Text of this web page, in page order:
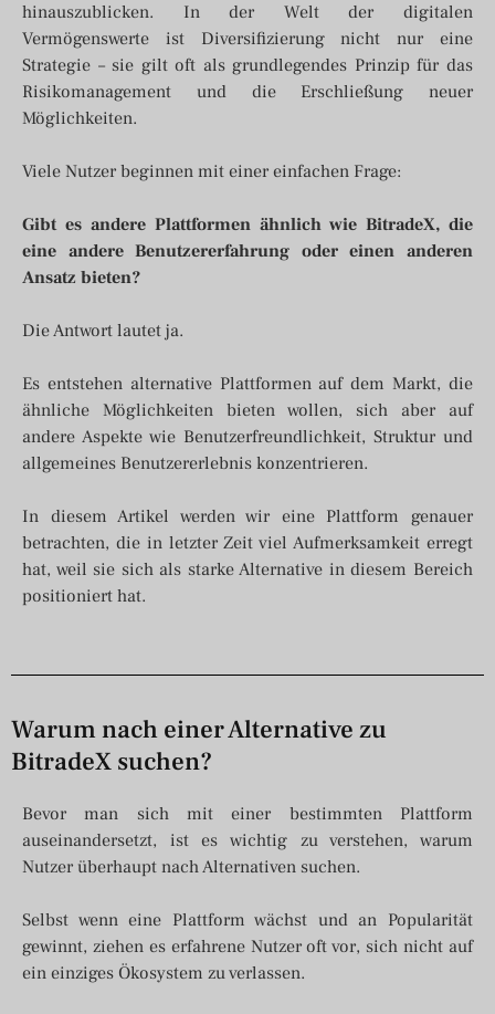
hinauszublicken. In der Welt der digitalen
Vermögenswerte ist Diversifizierung nicht nur eine
Strategie – sie gilt oft als grundlegendes Prinzip für das
Risikomanagement und die Erschließung neuer
Möglichkeiten.
Viele Nutzer beginnen mit einer einfachen Frage:
Gibt es andere Plattformen ähnlich wie BitradeX, die
eine andere Benutzererfahrung oder einen anderen
Ansatz bieten?
Die Antwort lautet ja.
Es entstehen alternative Plattformen auf dem Markt, die
ähnliche Möglichkeiten bieten wollen, sich aber auf
andere Aspekte wie Benutzerfreundlichkeit, Struktur und
allgemeines Benutzererlebnis konzentrieren.
In diesem Artikel werden wir eine Plattform genauer
betrachten, die in letzter Zeit viel Aufmerksamkeit erregt
hat, weil sie sich als starke Alternative in diesem Bereich
positioniert hat.
Warum nach einer Alternative zu
BitradeX suchen?
Bevor man sich mit einer bestimmten Plattform
auseinandersetzt, ist es wichtig zu verstehen, warum
Nutzer überhaupt nach Alternativen suchen.
Selbst wenn eine Plattform wächst und an Popularität
gewinnt, ziehen es erfahrene Nutzer oft vor, sich nicht auf
ein einziges Ökosystem zu verlassen.